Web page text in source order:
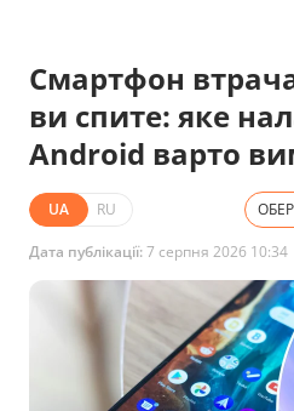
Смартфон
ви спите: яке
Android варто
UA RU
Дата публікації:7 серпня 2026 10:34